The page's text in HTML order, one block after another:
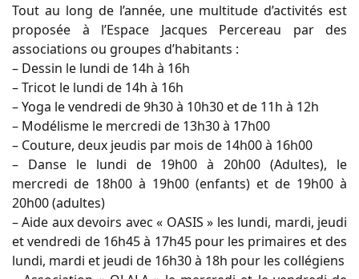
Tout au long de l’année, une multitude d’activités est
proposée à l’Espace Jacques Percereau par des
associations ou groupes d’habitants :
– Dessin le lundi de 14h à 16h
– Tricot le lundi de 14h à 16h
– Yoga le vendredi de 9h30 à 10h30 et de 11h à 12h
– Modélisme le mercredi de 13h30 à 17h00
– Couture, deux jeudis par mois de 14h00 à 16h00
– Danse le lundi de 19h00 à 20h00 (Adultes), le
mercredi de 18h00 à 19h00 (enfants) et de 19h00 à
20h00 (adultes)
– Aide aux devoirs avec « OASIS » les lundi, mardi, jeudi
et vendredi de 16h45 à 17h45 pour les primaires et des
lundi, mardi et jeudi de 16h30 à 18h pour les collégiens